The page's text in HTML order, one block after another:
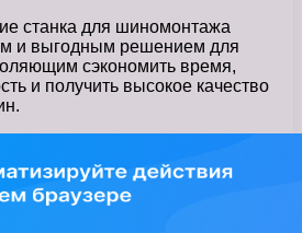
станка для шиномонтажа
и выгодным решением для
сэкономить время,
и получить высокое качество